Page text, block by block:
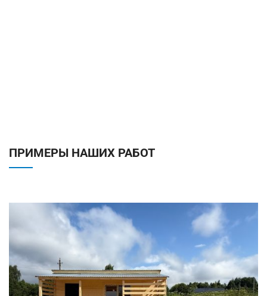
ПРИМЕРЫ НАШИХ РАБОТ